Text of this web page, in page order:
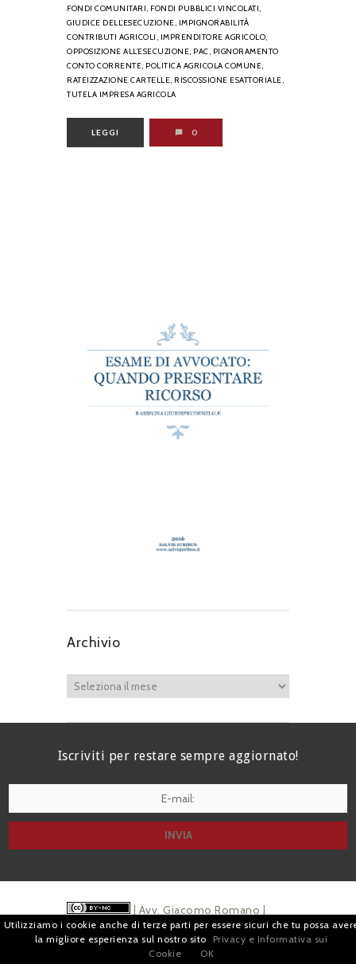
FONDI COMUNITARI, FONDI PUBBLICI VINCOLATI,
GIUDICE DELL’ESECUZIONE, IMPIGNORABILITÀ
CONTRIBUTI AGRICOLI,
IMPRENDITORE AGRICOLO,
OPPOSIZIONE ALL’ESECUZIONE, PAC, PIGNORAMENTO
CONTO CORRENTE, POLITICA AGRICOLA COMUNE,
RATEIZZAZIONE CARTELLE, RISCOSSIONE ESATTORIALE,
TUTELA IMPRESA AGRICOLA
LEGGI 0
Archivio
Iscriviti per restare sempre aggiornato!
| Avv. Giacomo Romano |
Piazza di Campitelli, 2 - 00186 Roma | P.I.
Pubblicità ePrivacy
Utilizziamo i cookie anche di terze parti per essere sicuri che tu possa
la migliore esperienza sul nostro sito
Privacy e Informativa sui
Cookie
OK